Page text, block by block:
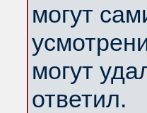
могут
могут
ответил.